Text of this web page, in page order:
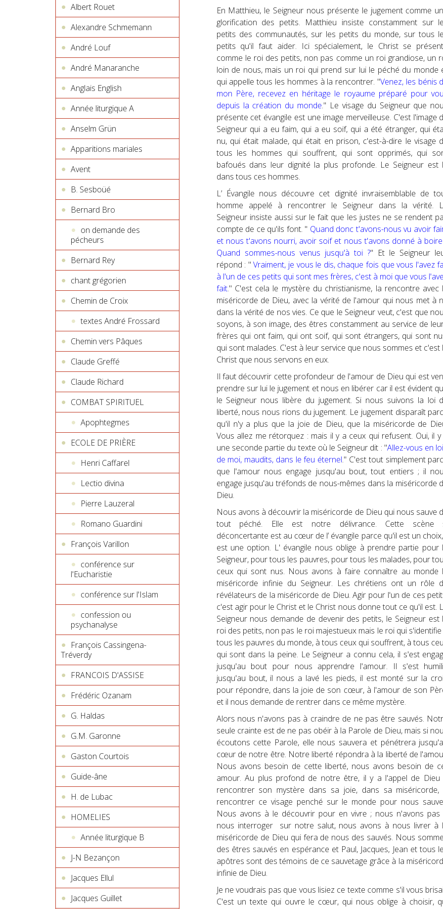
Albert Rouet
Alexandre Schmemann
André Louf
André Manaranche
Anglais English
Année liturgique A
Anselm Grün
Apparitions mariales
Avent
B. Sesboüé
Bernard Bro
on demande des
pécheurs
Bernard Rey
chant grégorien
Chemin de Croix
textes André Frossard
Chemin vers Pâques
Claude Greffé
Claude Richard
COMBAT SPIRITUEL
Apophtegmes
ECOLE DE PRIÈRE
Henri Caffarel
Lectio divina
Pierre Lauzeral
Romano Guardini
François Varillon
conférence sur
l'Eucharistie
conférence sur l'Islam
confession ou
psychanalyse
François Cassingena-
Tréverdy
FRANCOIS D'ASSISE
Frédéric Ozanam
G. Haldas
G.M. Garonne
Gaston Courtois
Guide-âne
H. de Lubac
HOMELIES
Année liturgique B
J-N Bezançon
Jacques Ellul
Jacques Guillet
En Matthieu, le Seigneur nous présente le jugement comme
glorification des petits. Matthieu insiste constamment sur
petits des communautés, sur les petits du monde, sur tous
petits qu'il faut aider. Ici spécialement, le Christ se
comme le roi des petits, non pas comme un roi grandiose, un
loin de nous, mais un roi qui prend sur lui le péché du monde
qui appelle tous les hommes à la rencontrer. "Venez, les bénis
mon Père, recevez en héritage le royaume préparé pour
depuis la création du monde." Le visage du Seigneur que
présente cet évangile est une image merveilleuse. C'est l'image
Seigneur qui a eu faim, qui a eu soif, qui a été étranger, qui
nu, qui était malade, qui était en prison, c'est-à-dire le visage
tous les hommes qui souffrent, qui sont opprimés, qui
bafoués dans leur dignité la plus profonde. Le Seigneur est
dans tous ces hommes.
L’ Évangile nous découvre cet dignité invraisemblable de
homme appelé à rencontrer le Seigneur dans la vérité.
Seigneur insiste aussi sur le fait que les justes ne se rendent
compte de ce qu'ils font. " Quand donc t'avons-nous vu avoir
et nous t'avons nourri, avoir soif et nous t'avons donné à boire
Quand sommes-nous venus jusqu'à toi ?" Et le Seigneur
répond : "Vraiment, je vous le dis, chaque fois que vous l'avez
à l'un de ces petits qui sont mes frères, c'est à moi que vous
fait." C'est cela le mystère du christianisme, la rencontre avec
miséricorde de Dieu, avec la vérité de l'amour qui nous met à
dans la vérité de nos vies. Ce que le Seigneur veut, c'est que
soyons, à son image, des êtres constamment au service de
frères qui ont faim, qui ont soif, qui sont étrangers, qui sont
qui sont malades. C'est à leur service que nous sommes et c'est
Christ que nous servons en eux.
Il faut découvrir cette profondeur de l'amour de Dieu qui est
prendre sur lui le jugement et nous en libérer car il est évident
le Seigneur nous libère du jugement. Si nous suivons la loi
liberté, nous nous rions du jugement. Le jugement disparaît
qu'il n'y a plus que la joie de Dieu, que la miséricorde de
Vous allez me rétorquez : mais il y a ceux qui refusent. Oui, il y
une seconde partie du texte où le Seigneur dit : "Allez-vous en
de moi, maudits, dans le feu éternel." C'est tout simplement
que l'amour nous engage jusqu'au bout, tout entiers ; il
engage jusqu'au tréfonds de nous-mêmes dans la miséricorde
Dieu.
Nous avons à découvrir la miséricorde de Dieu qui nous sauve
tout péché. Elle est notre délivrance. Cette scène
déconcertante est au cœur de l’ évangile parce qu'il est un
est une option. L' évangile nous oblige à prendre partie pour
Seigneur, pour tous les pauvres, pour tous les malades, pour
ceux qui sont nus. Nous avons à faire connaître au monde
miséricorde infinie du Seigneur. Les chrétiens ont un rôle
révélateurs de la miséricorde de Dieu. Agir pour l'un de ces
c'est agir pour le Christ et le Christ nous donne tout ce qu'il est.
Seigneur nous demande de devenir des petits, le Seigneur est
roi des petits, non pas le roi majestueux mais le roi qui s'identifie
tous les pauvres du monde, à tous ceux qui souffrent, à tous
qui sont dans la peine. Le Seigneur a connu cela, il s'est
jusqu'au bout pour nous apprendre l'amour. Il s'est
jusqu'au bout, il nous a lavé les pieds, il est monté sur la
pour répondre, dans la joie de son cœur, à l'amour de son
et il nous demande de rentrer dans ce même mystère.
Alors nous n'avons pas à craindre de ne pas être sauvés.
seule crainte est de ne pas obéir à la Parole de Dieu, mais si
écoutons cette Parole, elle nous sauvera et pénétrera
cœur de notre être. Notre liberté répondra à la liberté de
Nous avons besoin de cette liberté, nous avons besoin de
amour. Au plus profond de notre être, il y a l'appel de Dieu
rencontrer son mystère dans sa joie, dans sa miséricorde,
rencontrer ce visage penché sur le monde pour nous
Nous avons à le découvrir pour en vivre ; nous n'avons pas
nous interroger sur notre salut, nous avons à nous livrer à
miséricorde de Dieu qui fera de nous des sauvés. Nous
des êtres sauvés en espérance et Paul, Jacques, Jean et tous
apôtres sont des témoins de ce sauvetage grâce à la
infinie de Dieu.
Je ne voudrais pas que vous lisiez ce texte comme s'il vous
C'est un texte qui ouvre le cœur, qui nous oblige à choisir,